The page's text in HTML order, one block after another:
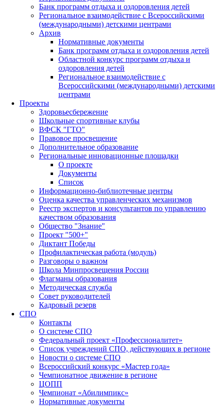
Банк программ отдыха и оздоровления детей
Региональное взаимодействие с Всероссийскими
(международными) детскими центрами
Архив
Нормативные документы
Банк программ отдыха и оздоровления детей
Областной конкурс программ отдыха и
оздоровления детей
Региональное взаимодействие с
Всероссийскими (международными) детскими
центрами
Проекты
Здоровьесбережение
Школьные спортивные клубы
ВФСК "ГТО"
Правовое просвещение
Дополнительное образование
Региональные инновационные площадки
О проекте
Документы
Список
Информационно-библиотечные центры
Оценка качества управленческих механизмов
Реестр экспертов и консультантов по управлению
качеством образования
Общество "Знание"
Проект "500+"
Диктант Победы
Профилактическая работа (модуль)
Разговоры о важном
Школа Минпросвещения России
Флагманы образования
Методическая служба
Совет руководителей
Кадровый резерв
СПО
Контакты
О системе СПО
Федеральный проект «Профессионалитет»
Список учреждений СПО, действующих в регионе
Новости о системе СПО
Всероссийский конкурс «Мастер года»
Чемпионатное движение в регионе
ЦОПП
Чемпионат «Абилимпикс»
Нормативные документы